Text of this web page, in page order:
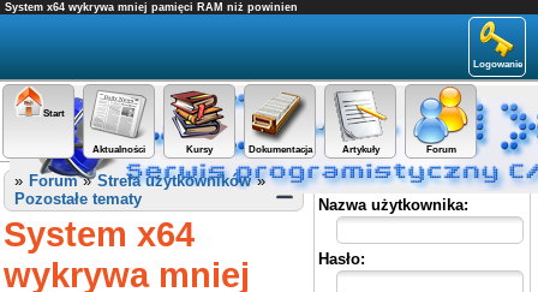
System x64 wykrywa mniej pamięci RAM niż powinien
Logowanie
Start
Aktualności Kursy Dokumentacja Artykuły Forum
Panel użytkownika
Nazwa użytkownika:
Hasło:
» Forum»Strefa użytkowników»
Pozostałe tematy
System x64
wykrywa mniej